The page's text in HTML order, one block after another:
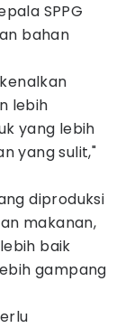
SPPG
bahan
lebih
yang lebih
yang sulit,"
diproduksi
makanan,
baik
gampang